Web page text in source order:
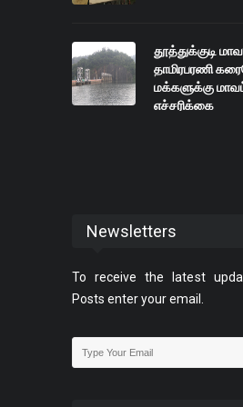
தூத்துக்குடி
தாமிரபரணி
மக்களுக்கு
எச்சரிக்கை
Newsletters
To receive the latest
Posts enter your email.